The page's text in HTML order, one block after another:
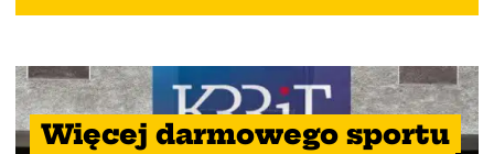
Więcej darmowego sportu